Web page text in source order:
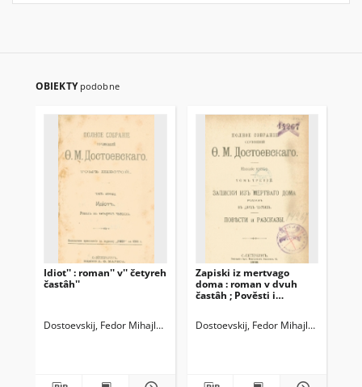
OBIEKTY podobne
Idiot'' : roman'' v'' četyreh
častâh''
Dostoevskij, Fedor Mihajlovič (1821-1881)
Zapiski iz mertvago
doma : roman v dvuh
častâh ; Pověsti i
Dostoevskij, Fedor Mihajlovič (1821-